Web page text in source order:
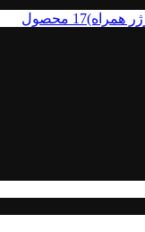
همراه)17 محصول